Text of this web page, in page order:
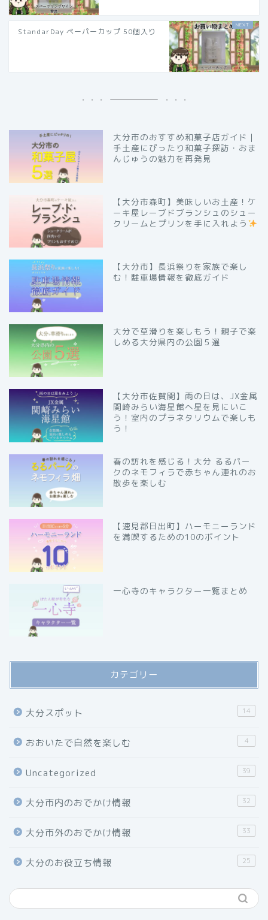
StandarDay ペーパーカップ 50個入り
大分市のおすすめ和菓子店ガイド｜
手土産にぴったり和菓子探訪・おま
んじゅうの魅力を再発見
【大分市森町】美味しいお土産！ケ
ーキ屋レーブドブランシュのシュー
クリームとプリンを手に入れよう
【大分市】長浜祭りを家族で楽し
む！駐車場情報を徹底ガイド
大分で草滑りを楽しもう！親子で楽
しめる大分県内の公園５選
【大分市佐賀関】雨の日は、JX金属
関崎みらい海星館へ星を見にいこ
う！室内のプラネタリウムで楽しも
う！
春の訪れを感じる！大分 るるパー
クのネモフィラで赤ちゃん連れのお
散歩を楽しむ
【速見郡日出町】ハーモニーランド
を満喫するための10のポイント
一心寺のキャラクター一覧まとめ
カテゴリー
大分スポット 14
おおいたで自然を楽しむ 4
Uncategorized 39
大分市内のおでかけ情報 32
大分市外のおでかけ情報 33
大分のお役立ち情報 25